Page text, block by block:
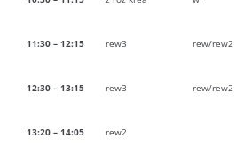
11:30 – 12:15 rew3 rew/rew2
12:30 – 13:15 rew3 rew/rew2
13:20 – 14:05 rew2